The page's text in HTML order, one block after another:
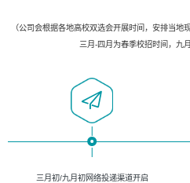
（公司会根据各地高校双选会开展时间，安排当地
三月-四月为春季校招时间，九
三月初/九月初网络投递渠道开启